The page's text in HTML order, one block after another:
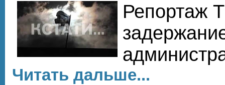
Репортаж
Читать дальше...